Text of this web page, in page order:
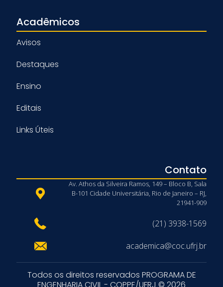
Acadêmicos
Avisos
Destaques
Ensino
Editais
Links Úteis
Contato
Av. Athos da Silveira Ramos, 149 – Bloco B, Sala
B-101 Cidade Universitária, Rio de Janeiro – RJ,
21941-909
(21) 3938-1569
academica@coc.ufrj.br
Todos os direitos reservados PROGRAMA DE